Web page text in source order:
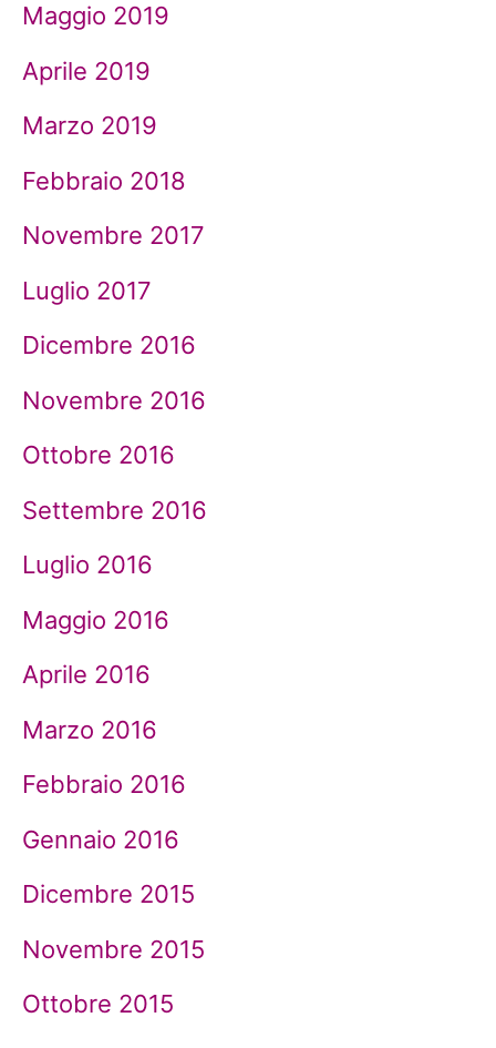
Maggio 2019
Aprile 2019
Marzo 2019
Febbraio 2018
Novembre 2017
Luglio 2017
Dicembre 2016
Novembre 2016
Ottobre 2016
Settembre 2016
Luglio 2016
Maggio 2016
Aprile 2016
Marzo 2016
Febbraio 2016
Gennaio 2016
Dicembre 2015
Novembre 2015
Ottobre 2015